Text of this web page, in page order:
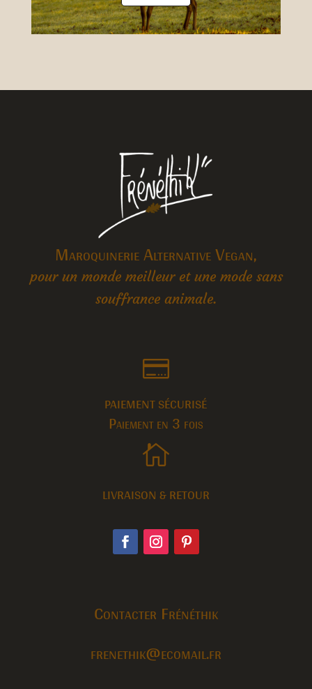
Maroquinerie Alternative Vegan,
pour un monde meilleur et une mode sans
souffrance animale.

PAIEMENT SÉCURISÉ
Paiement en 3 fois

LIVRAISON & RETOUR
Contacter Frénéthik
frenethik@ecomail.fr